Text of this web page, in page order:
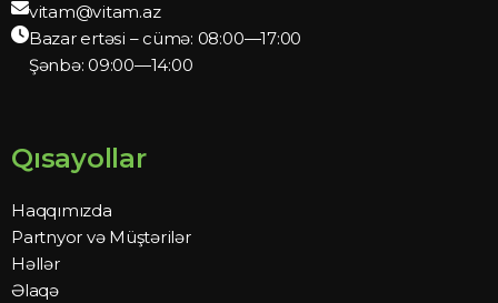
vitam@vitam.az
Bazar ertəsi – cümə: 08:00—17:00
Şənbə: 09:00—14:00
Qısayollar
Haqqımızda
Partnyor və Müştərilər
Həllər
Əlaqə